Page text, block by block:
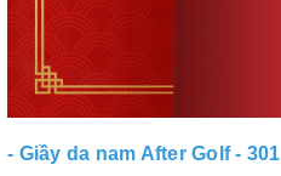
- Giầy da nam After Golf - 301